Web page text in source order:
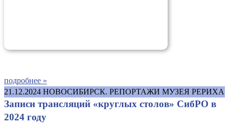
подробнее »
21.12.2024 НОВОСИБИРСК. РЕПОРТАЖИ МУЗЕЯ РЕРИХА
Записи трансляций «круглых столов» СибРО в
2024 году